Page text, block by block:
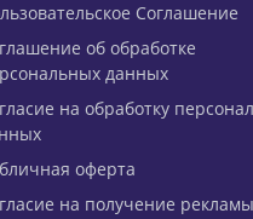
Соглашение
об обработке
данных
на обработку
оферта
на получение рекламы